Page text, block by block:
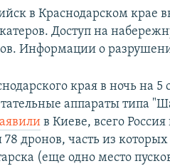
в Краснодарском крае
Доступ на
Информации о
края в ночь на
аппараты типа
в Киеве, всего
дронов, часть из
(еще одно место